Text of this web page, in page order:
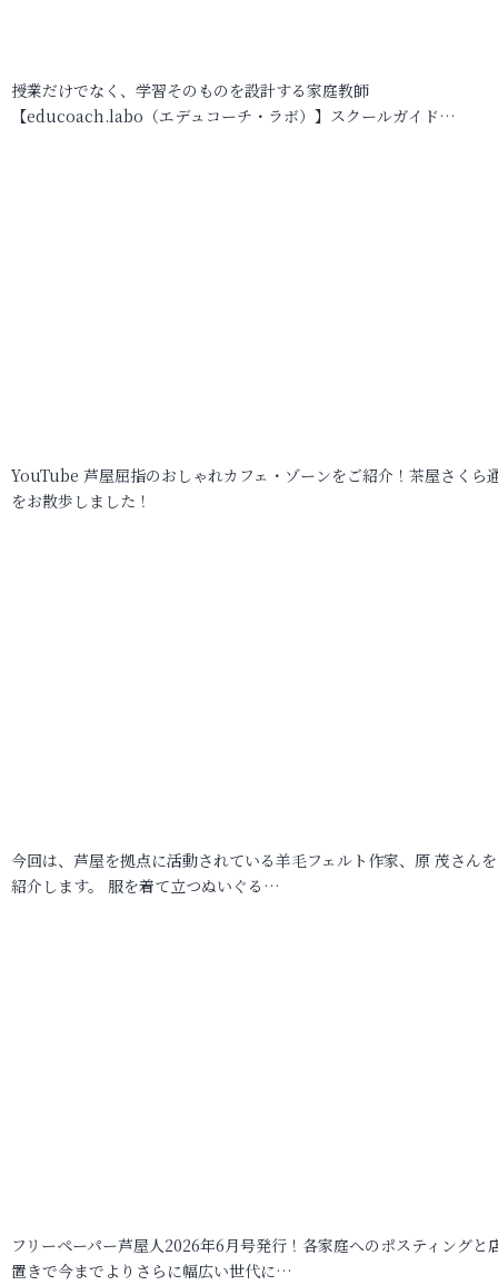
授業だけでなく、学習そのものを設計する家庭教師
【educoach.labo（エデュコーチ・ラボ）】スクールガイド…
YouTube 芦屋屈指のおしゃれカフェ・ゾーンをご紹介！茶屋さくら
をお散歩しました！
今回は、芦屋を拠点に活動されている羊毛フェルト作家、原 茂さん
紹介します。 服を着て立つぬいぐる…
フリーペーパー芦屋人2026年6月号発行！各家庭へのポスティングと
置きで今までよりさらに幅広い世代に…